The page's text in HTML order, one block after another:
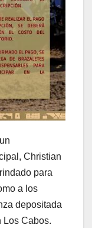
Christian
para
a los
depositada
Los Cabos.